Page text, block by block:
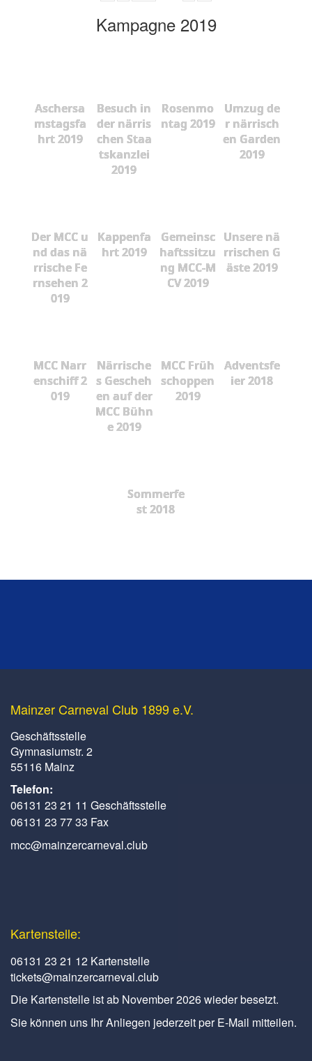
Kampagne 2019
Aschersa
mstagsfa
hrt 2019
Besuch in
der närris
chen Staa
tskanzlei
2019
Rosenmo
ntag 2019
Umzug de
r närrisch
en Garden
2019
Der MCC u
nd das nä
rrische Fe
rnsehen 2
019
Kappenfa
hrt 2019
Gemeinsc
haftssitzu
ng MCC-M
CV 2019
Unsere nä
rrischen G
äste 2019
MCC Narr
enschiff 2
019
Närrische
s Gescheh
en auf der
MCC Bühn
e 2019
MCC Früh
schoppen
2019
Adventsfe
ier 2018
Sommerfe
st 2018
Mainzer Carneval Club 1899 e.V.
Geschäftsstelle
Gymnasiumstr. 2
55116 Mainz
Telefon:
06131 23 21 11 Geschäftsstelle
06131 23 77 33 Fax
mcc@mainzercarneval.club
Kartenstelle:
06131 23 21 12 Kartenstelle
tickets@mainzercarneval.club
Die Kartenstelle ist ab November 2026 wieder besetzt.
Sie können uns Ihr Anliegen jederzeit per E-Mail mitteilen.